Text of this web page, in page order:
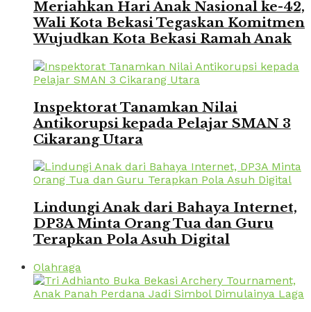
Meriahkan Hari Anak Nasional ke-42,
Wali Kota Bekasi Tegaskan Komitmen
Wujudkan Kota Bekasi Ramah Anak
Inspektorat Tanamkan Nilai
Antikorupsi kepada Pelajar SMAN 3
Cikarang Utara
Lindungi Anak dari Bahaya Internet,
DP3A Minta Orang Tua dan Guru
Terapkan Pola Asuh Digital
Olahraga